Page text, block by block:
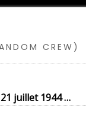
CREW)
juillet 1944 …